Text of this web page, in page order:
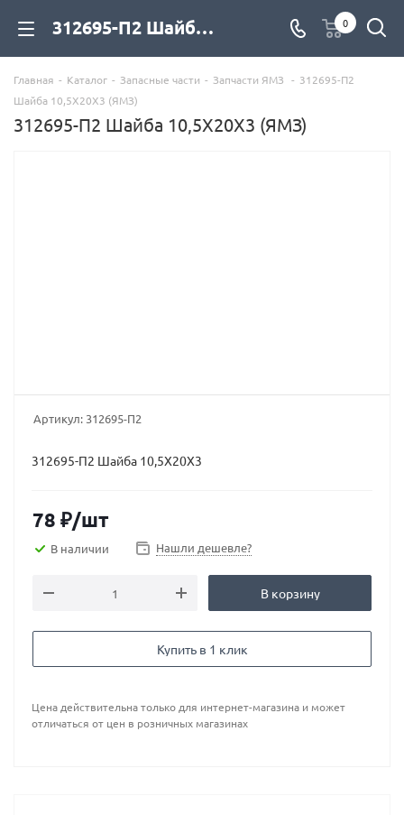
312695-П2 Шайба 10,5Х20Х3 (ЯМЗ) для дизельных двигателей купить со склада с доставкой по цене официального дилера - компания Дизель Экспорт 0
Главная - Каталог - Запасные части - Запчасти ЯМЗ - 312695-П2
Шайба 10,5Х20Х3 (ЯМЗ)
312695-П2 Шайба 10,5Х20Х3 (ЯМЗ)
Артикул: 312695-П2
312695-П2 Шайба 10,5Х20Х3
78 ₽/шт
В наличии Нашли дешевле?
В корзину
Купить в 1 клик
Цена действительна только для интернет-магазина и может
отличаться от цен в розничных магазинах